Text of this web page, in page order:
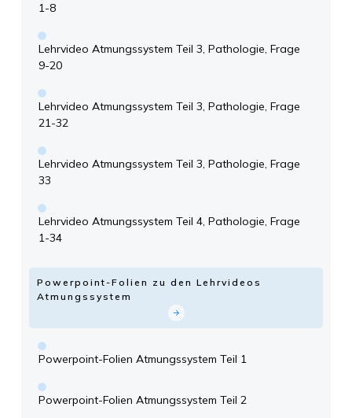
1-8
Lehrvideo Atmungssystem Teil 3, Pathologie, Frage
9-20
Lehrvideo Atmungssystem Teil 3, Pathologie, Frage
21-32
Lehrvideo Atmungssystem Teil 3, Pathologie, Frage
33
Lehrvideo Atmungssystem Teil 4, Pathologie, Frage
1-34
Powerpoint-Folien zu den Lehrvideos
Atmungssystem
Powerpoint-Folien Atmungssystem Teil 1
Powerpoint-Folien Atmungssystem Teil 2